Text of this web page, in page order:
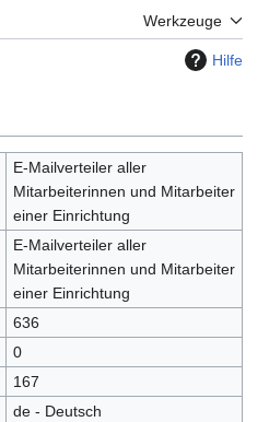
Werkzeuge
Hilfe
E-Mailverteiler aller
Mitarbeiterinnen und Mitarbeiter
einer Einrichtung
E-Mailverteiler aller
Mitarbeiterinnen und Mitarbeiter
einer Einrichtung
636
0
167
de - Deutsch